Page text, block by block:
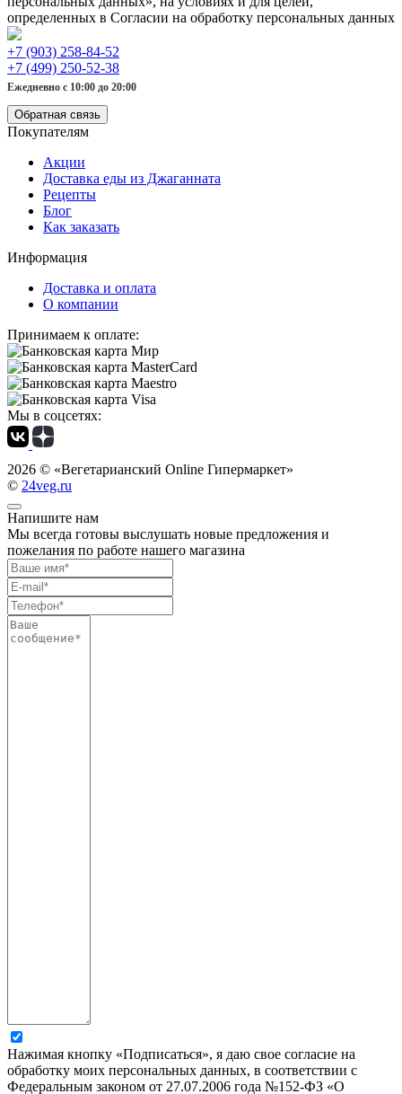
определенных в Согласии на обработку персональных данных
+7 (903) 258-84-52
+7 (499) 250-52-38
Ежедневно с 10:00 до 20:00
Обратная связь
Покупателям
Акции
Доставка еды из Джаганната
Рецепты
Блог
Как заказать
Информация
Доставка и оплата
О компании
Принимаем к оплате:
Мы в соцсетях:
2026 © «Вегетарианский Online Гипермаркет»
© 24veg.ru
Напишите нам
Мы всегда готовы выслушать новые предложения и
пожелания по работе нашего магазина
Нажимая кнопку «Подписаться», я даю свое согласие на
обработку моих персональных данных, в соответствии с
Федеральным законом от 27.07.2006 года №152-ФЗ «О